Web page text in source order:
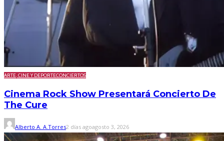
ARTE, CINE Y DEPORTECONCIERTOS
Cinema Rock Show Presentará Concierto De
The Cure
Alberto A. A.Torres2 días agoagosto 3, 2026